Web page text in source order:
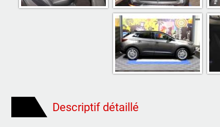
Descriptif détaillé